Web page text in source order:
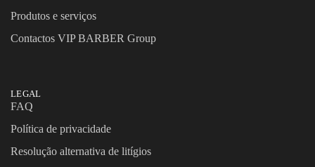
Produtos e serviços
Contactos VIP BARBER Group
LEGAL
FAQ
Política de privacidade
Resolução alternativa de litígios